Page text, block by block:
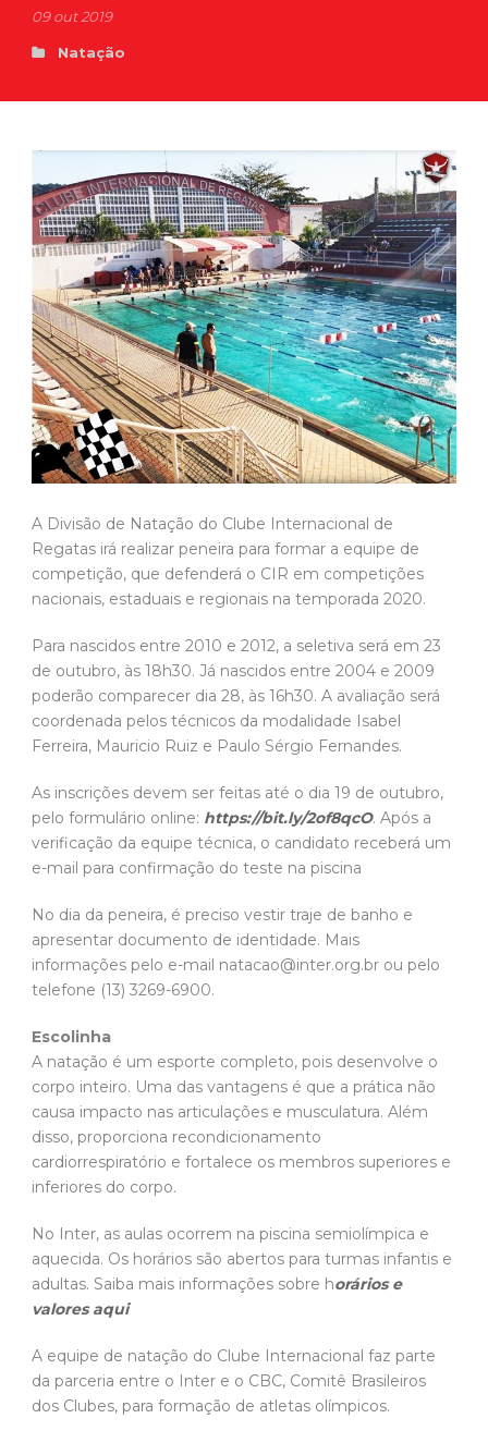
09 out 2019
Natação
A Divisão de Natação do Clube Internacional de
Regatas irá realizar peneira para formar a equipe de
competição, que defenderá o CIR em competições
nacionais, estaduais e regionais na temporada 2020.
Para nascidos entre 2010 e 2012, a seletiva será em 23
de outubro, às 18h30. Já nascidos entre 2004 e 2009
poderão comparecer dia 28, às 16h30. A avaliação será
coordenada pelos técnicos da modalidade Isabel
Ferreira, Mauricio Ruiz e Paulo Sérgio Fernandes.
As inscrições devem ser feitas até o dia 19 de outubro,
pelo formulário online: https://bit.ly/2of8qcO. Após a
verificação da equipe técnica, o candidato receberá um
e-mail para confirmação do teste na piscina
No dia da peneira, é preciso vestir traje de banho e
apresentar documento de identidade. Mais
informações pelo e-mail natacao@inter.org.br ou pelo
telefone (13) 3269-6900.
Escolinha
A natação é um esporte completo, pois desenvolve o
corpo inteiro. Uma das vantagens é que a prática não
causa impacto nas articulações e musculatura. Além
disso, proporciona recondicionamento
cardiorrespiratório e fortalece os membros superiores e
inferiores do corpo.
No Inter, as aulas ocorrem na piscina semiolímpica e
aquecida. Os horários são abertos para turmas infantis e
adultas. Saiba mais informações sobre horários e
valores aqui
A equipe de natação do Clube Internacional faz parte
da parceria entre o Inter e o CBC, Comitê Brasileiros
dos Clubes, para formação de atletas olímpicos.